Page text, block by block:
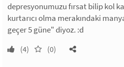
depresyonumuzu fırsat bilip kol
kurtarıcı olma merakındaki
geçer 5 güne" diyoz. :d
(4) (0)